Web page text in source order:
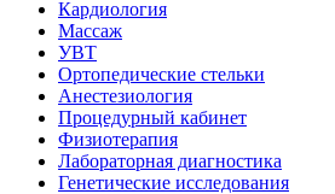
Кардиология
Массаж
УВТ
Ортопедические стельки
Анестезиология
Процедурный кабинет
Физиотерапия
Лабораторная диагностика
Генетические исследования